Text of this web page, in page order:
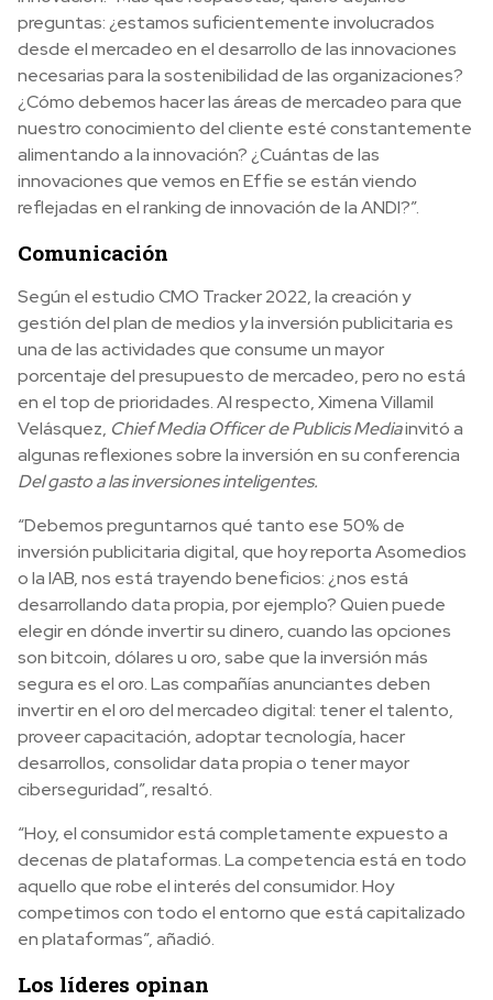
preguntas: ¿estamos suficientemente involucrados
desde el mercadeo en el desarrollo de las innovaciones
necesarias para la sostenibilidad de las organizaciones?
¿Cómo debemos hacer las áreas de mercadeo para que
nuestro conocimiento del cliente esté constantemente
alimentando a la innovación? ¿Cuántas de las
innovaciones que vemos en Effie se están viendo
reflejadas en el ranking de innovación de la ANDI?”.
Comunicación
Según el estudio CMO Tracker 2022, la creación y
gestión del plan de medios y la inversión publicitaria es
una de las actividades que consume un mayor
porcentaje del presupuesto de mercadeo, pero no está
en el top de prioridades. Al respecto, Ximena Villamil
Velásquez, Chief Media Officer de Publicis Mediainvitó a
algunas reflexiones sobre la inversión en su conferencia
Del gasto a las inversiones inteligentes.
“Debemos preguntarnos qué tanto ese 50% de
inversión publicitaria digital, que hoy reporta Asomedios
o la IAB, nos está trayendo beneficios: ¿nos está
desarrollando data propia, por ejemplo? Quien puede
elegir en dónde invertir su dinero, cuando las opciones
son bitcoin, dólares u oro, sabe que la inversión más
segura es el oro. Las compañías anunciantes deben
invertir en el oro del mercadeo digital: tener el talento,
proveer capacitación, adoptar tecnología, hacer
desarrollos, consolidar data propia o tener mayor
ciberseguridad”, resaltó.
“Hoy, el consumidor está completamente expuesto a
decenas de plataformas. La competencia está en todo
aquello que robe el interés del consumidor. Hoy
competimos con todo el entorno que está capitalizado
en plataformas”, añadió.
Los líderes opinan